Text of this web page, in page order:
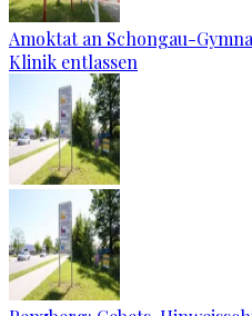
Amoktat an Schongau-
Klinik entlassen